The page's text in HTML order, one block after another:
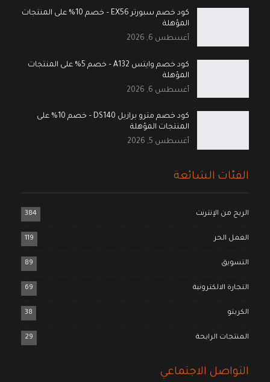
كود خصم سبورتر EX56 – خصم 10% على المنتجات
المؤهلة
أغسطس 6, 2026
كود خصم وايتس A132 – خصم 5% على المنتجات
المؤهلة
أغسطس 6, 2026
كود خصم مترو برازيل DS140 – خصم 10% على
المنتجات المؤهلة
أغسطس 5, 2026
الفئات الشائعة
الربح من الإنترنت 384
العمل الحر 119
التسويق 89
التجارة الالكترونية 69
الكربتو 38
المنتجات الرابحة 29
التواصل الاجتماعي